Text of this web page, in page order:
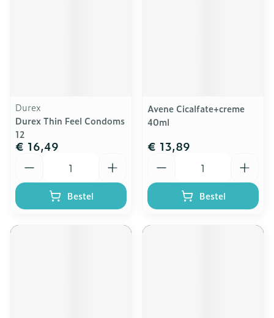
Durex
Durex Thin Feel Condoms
12
€ 16,49
Bestel
Avene Cicalfate+creme
40ml
€ 13,89
Bestel